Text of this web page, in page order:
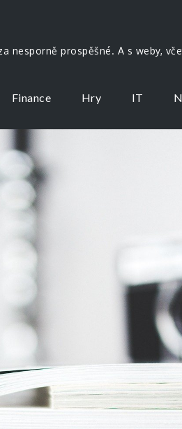
nesporně prospěšné. A s weby,
Finance Hry IT